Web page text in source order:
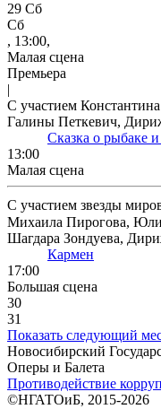
29 Сб
Сб
, 13:00,
Малая сцена
Премьера
|
С участием
Галины Петкевич,
Сказка о рыбаке
13:00
Малая сцена
С участием звезды
Михаила Пирогова,
Шагдара Зондуева,
Кармен
17:00
Большая сцена
30
31
Показать следующий
Новосибирский
Оперы и Балета
Противодействие
©НГАТОиБ, 2015-2026